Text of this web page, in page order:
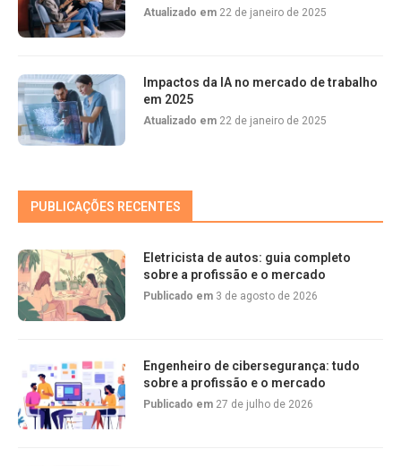
Atualizado em 22 de janeiro de 2025
Impactos da IA no mercado de trabalho
em 2025
Atualizado em 22 de janeiro de 2025
PUBLICAÇÕES RECENTES
Eletricista de autos: guia completo
sobre a profissão e o mercado
Publicado em 3 de agosto de 2026
Engenheiro de cibersegurança: tudo
sobre a profissão e o mercado
Publicado em 27 de julho de 2026